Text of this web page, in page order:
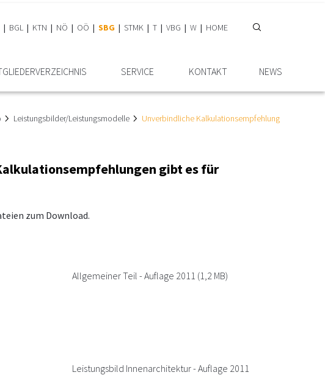
BGL KTN NÖ OÖ SBG STMK T VBG W HOME
SERVICE KONTAKT NEWS
Leistungsbilder/Leistungsmodelle Unverbindliche Kalkulationsempfehlung
gibt es für
zum Download.
Allgemeiner Teil - Auflage 2011 (1,2 MB)
Leistungsbild Innenarchitektur - Auflage 2011